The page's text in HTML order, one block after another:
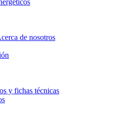
de nosotros
y fichas técnicas